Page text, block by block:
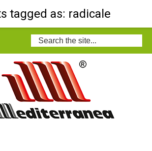
Search
...
tagged as: radicale